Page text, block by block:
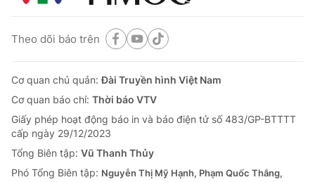
Theo dõi báo trên
Cơ quan chủ quản:Đài Truyền hình Việt Nam
Cơ quan báo chí: Thời báo VTV
Giấy phép hoạt động báo in và báo điện tử số 483/GP-BTTTT
cấp ngày 29/12/2023
Tổng Biên tập: Vũ Thanh Thủy
Phó Tổng Biên tập: Nguyễn Thị Mỹ Hạnh, Phạm Quốc Thắng,